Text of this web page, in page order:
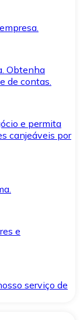
Obtenha
de contas.
e permita
canjeáveis por
e
serviço de